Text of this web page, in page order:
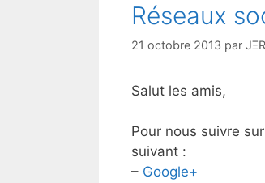
Réseaux
21 octobre 2013 par
Salut les amis,
Pour nous suivre
suivant :
– Google+